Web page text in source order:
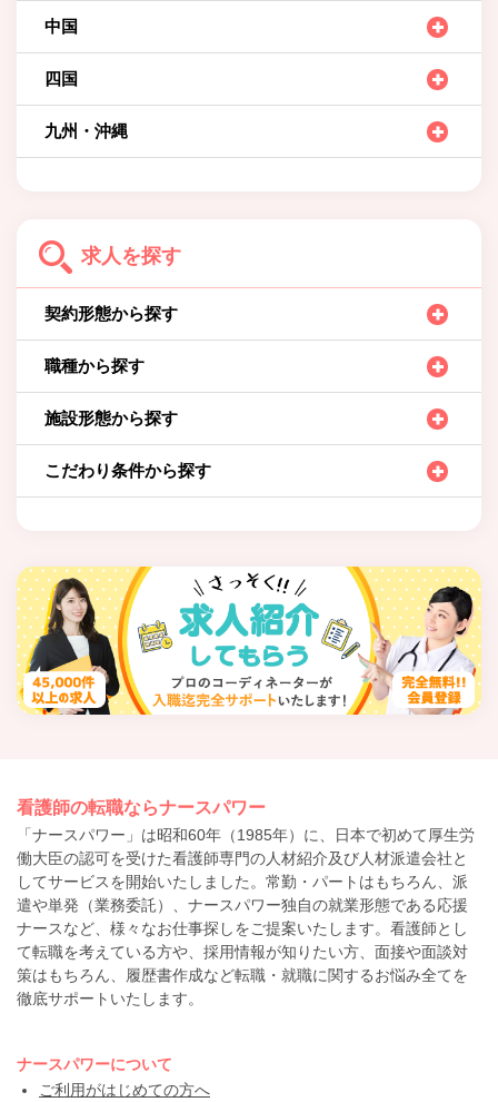
中国
四国
九州・沖縄
求人を探す
契約形態から探す
職種から探す
施設形態から探す
こだわり条件から探す
看護師の転職ならナースパワー
「ナースパワー」は昭和60年（1985年）に、日本で初めて厚生労
働大臣の認可を受けた看護師専門の人材紹介及び人材派遣会社と
してサービスを開始いたしました。常勤・パートはもちろん、派
遣や単発（業務委託）、ナースパワー独自の就業形態である応援
ナースなど、様々なお仕事探しをご提案いたします。看護師とし
て転職を考えている方や、採用情報が知りたい方、面接や面談対
策はもちろん、履歴書作成など転職・就職に関するお悩み全てを
徹底サポートいたします。
ナースパワーについて
ご利用がはじめての方へ